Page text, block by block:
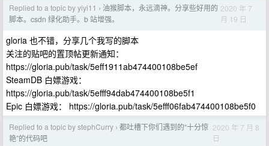
Replied to a topic by yiyi11 › 油猴脚本，永远滴神。分享些好用的
脚本。csdn 绿化助手。b 站增强。
2020 年 7
月 19 日
gloria 也不错，分享几个我写的脚本
关注的贴吧的置顶帖更新通知：
https://gloria.pub/task/5eff1911ab474400108be5ef
SteamDB 白嫖游戏：
https://gloria.pub/task/5efff94dab474400108be5f1
Epic 白嫖游戏： https://gloria.pub/task/5efff06fab474400108be5f0
Replied to a topic by stephCurry › 都吐槽下你们遇到的“十分惊
艳”的代码吧
2020 年 7 月 8
日